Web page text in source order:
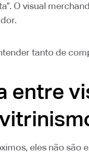
O visual
tanto de
entre
eles não são